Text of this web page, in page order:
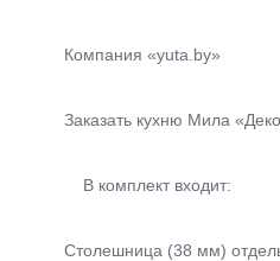
Компания «yuta.by»
Заказать кухню Мила
В комплект входит:
Столешница (38 мм)